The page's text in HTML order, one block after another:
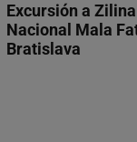
Excursión a
Nacional Mala
Bratislava